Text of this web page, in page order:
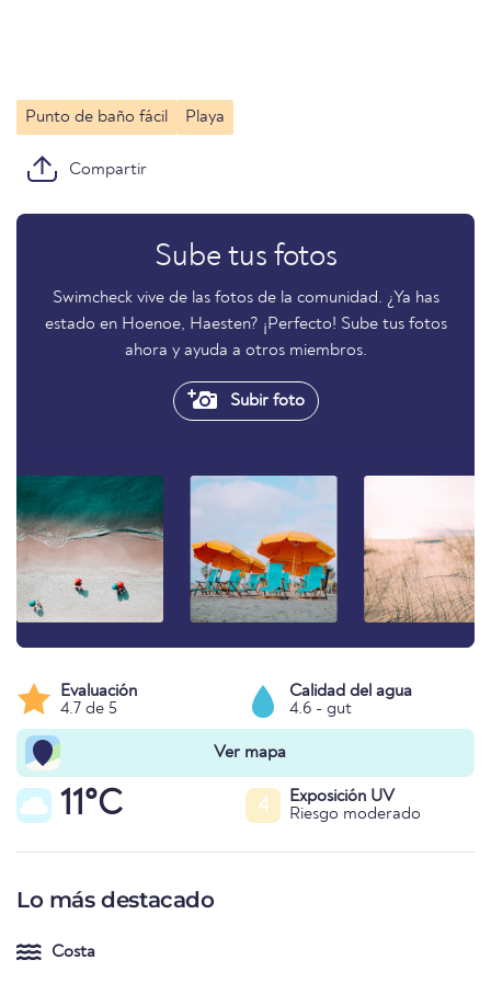
Punto de baño fácil Playa
Compartir
Sube tus fotos
Swimcheck vive de las fotos de la comunidad. ¿Ya has
estado en Hoenoe, Haesten? ¡Perfecto! Sube tus fotos
ahora y ayuda a otros miembros.
Subir foto
Evaluación
4.7 de 5
Calidad del agua
4.6 - gut
Ver mapa
11°C 4
Exposición UV
Riesgo moderado
Lo más destacado
Costa